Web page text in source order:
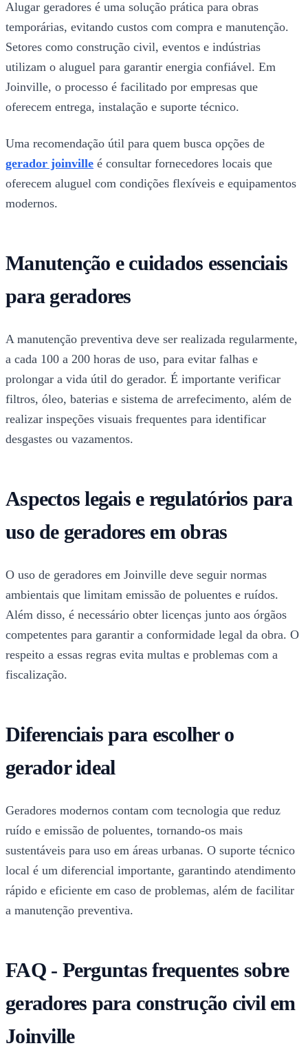
Alugar geradores é uma solução prática para obras
temporárias, evitando custos com compra e manutenção.
Setores como construção civil, eventos e indústrias
utilizam o aluguel para garantir energia confiável. Em
Joinville, o processo é facilitado por empresas que
oferecem entrega, instalação e suporte técnico.
Uma recomendação útil para quem busca opções de
gerador joinville é consultar fornecedores locais que
oferecem aluguel com condições flexíveis e equipamentos
modernos.
Manutenção e cuidados essenciais
para geradores
A manutenção preventiva deve ser realizada regularmente,
a cada 100 a 200 horas de uso, para evitar falhas e
prolongar a vida útil do gerador. É importante verificar
filtros, óleo, baterias e sistema de arrefecimento, além de
realizar inspeções visuais frequentes para identificar
desgastes ou vazamentos.
Aspectos legais e regulatórios para
uso de geradores em obras
O uso de geradores em Joinville deve seguir normas
ambientais que limitam emissão de poluentes e ruídos.
Além disso, é necessário obter licenças junto aos órgãos
competentes para garantir a conformidade legal da obra. O
respeito a essas regras evita multas e problemas com a
fiscalização.
Diferenciais para escolher o
gerador ideal
Geradores modernos contam com tecnologia que reduz
ruído e emissão de poluentes, tornando-os mais
sustentáveis para uso em áreas urbanas. O suporte técnico
local é um diferencial importante, garantindo atendimento
rápido e eficiente em caso de problemas, além de facilitar
a manutenção preventiva.
FAQ - Perguntas frequentes sobre
geradores para construção civil em
Joinville